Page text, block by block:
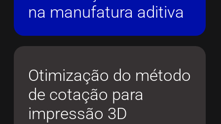
na manufatura aditiva
Otimização do método
de cotação para
impressão 3D